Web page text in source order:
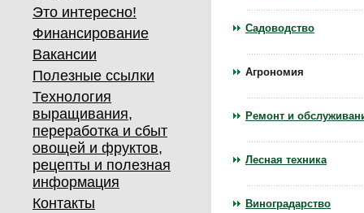
Это интересно!
Финансирование
Вакансии
Полезные ссылки
Технология
выращивания,
переработка и сбыт
овощей и фруктов,
рецепты и полезная
информация
Контакты
Садоводство
Агрономия
Ремонт и
Лесная техника
Виноградарство